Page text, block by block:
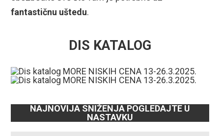
fantastičnu uštedu.
DIS KATALOG
NAJNOVIJA SNIŽENJA POGLEDAJTE U
NASTAVKU